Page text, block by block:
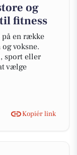
og
fitness
en række
voksne.
sport eller
vælge
Kopiér link